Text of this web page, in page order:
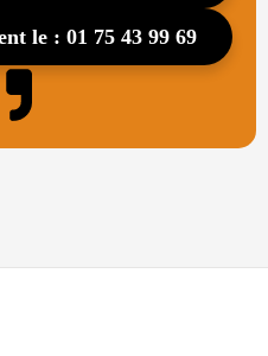
le : 01 75 43 99 69